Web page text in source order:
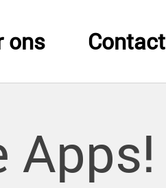
ons Contact
Apps!